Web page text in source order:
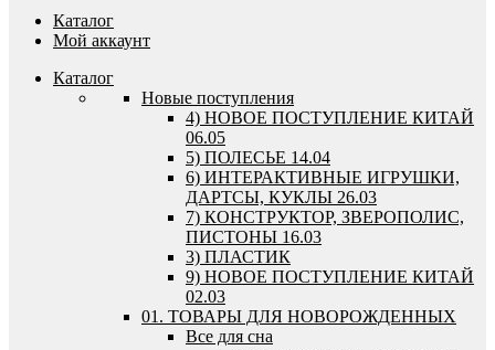
Каталог
Мой аккаунт
Каталог
Новые поступления
4) НОВОЕ ПОСТУПЛЕНИЕ КИТАЙ
06.05
5) ПОЛЕСЬЕ 14.04
6) ИНТЕРАКТИВНЫЕ ИГРУШКИ,
ДАРТСЫ, КУКЛЫ 26.03
7) КОНСТРУКТОР, ЗВЕРОПОЛИС,
ПИСТОНЫ 16.03
3) ПЛАСТИК
9) НОВОЕ ПОСТУПЛЕНИЕ КИТАЙ
02.03
01. ТОВАРЫ ДЛЯ НОВОРОЖДЕННЫХ
Все для сна